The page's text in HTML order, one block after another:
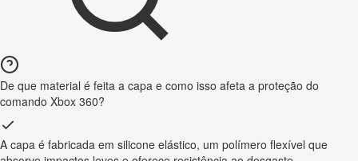
De que material é feita a capa e como isso afeta a proteção do
comando Xbox 360?
A capa é fabricada em silicone elástico, um polímero flexível que